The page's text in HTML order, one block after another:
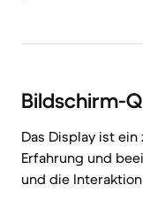
Bildschirm-
Das Display ist
Erfahrung und
und die